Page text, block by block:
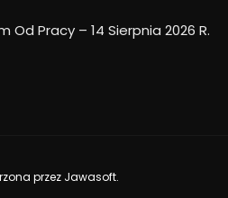
Od Pracy – 14 Sierpnia 2026 R.
przez Jawasoft.